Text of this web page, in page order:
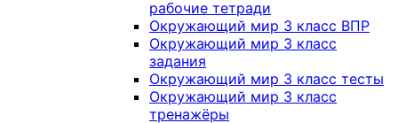
рабочие тетради
Окружающий мир 3 класс ВПР
Окружающий мир 3 класс
задания
Окружающий мир 3 класс тесты
Окружающий мир 3 класс
тренажёры